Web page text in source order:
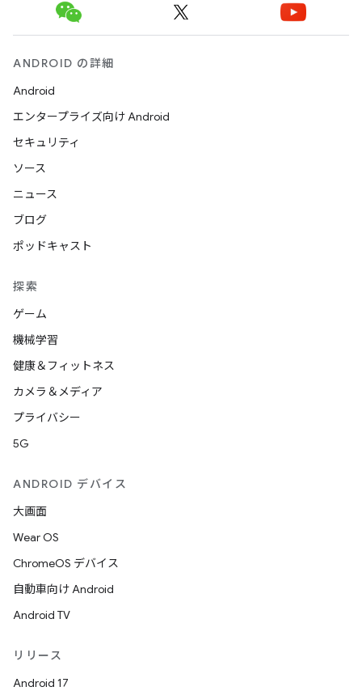
ANDROID の詳細
Android
エンタープライズ向け Android
セキュリティ
ソース
ニュース
ブログ
ポッドキャスト
探索
ゲーム
機械学習
健康＆フィットネス
カメラ＆メディア
プライバシー
5G
ANDROID デバイス
大画面
Wear OS
ChromeOS デバイス
自動車向け Android
Android TV
リリース
Android 17